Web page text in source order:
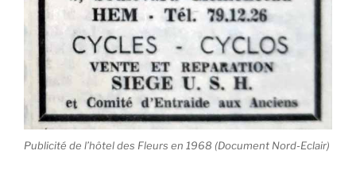
Publicité de l’hôtel des Fleurs en 1968 (Document Nord-Eclair)